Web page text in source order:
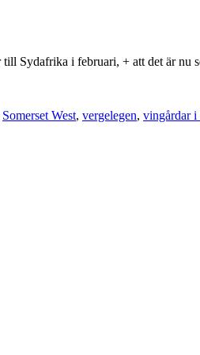
Sydafrika i februari, + att det är
Somerset West, vergelegen, vingårdar i